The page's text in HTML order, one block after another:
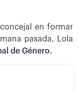
en formar
pasada, Lola
de Género.